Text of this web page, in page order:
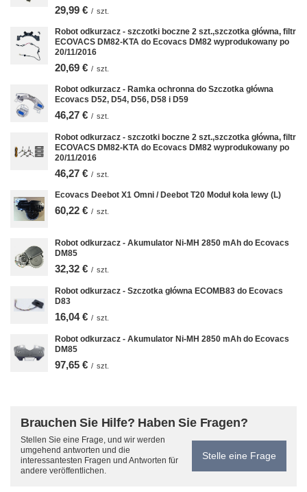
29,99 € / szt.
Robot odkurzacz - szczotki boczne 2 szt.,szczotka główna, filtr
ECOVACS DM82-KTA do Ecovacs DM82 wyprodukowany po
20/11/2016
20,69 € / szt.
Robot odkurzacz - Ramka ochronna do Szczotka główna
Ecovacs D52, D54, D56, D58 i D59
46,27 € / szt.
Robot odkurzacz - szczotki boczne 2 szt.,szczotka główna, filtr
ECOVACS DM82-KTA do Ecovacs DM82 wyprodukowany po
20/11/2016
46,27 € / szt.
Ecovacs Deebot X1 Omni / Deebot T20 Moduł koła lewy (L)
60,22 € / szt.
Robot odkurzacz - Akumulator Ni-MH 2850 mAh do Ecovacs
DM85
32,32 € / szt.
Robot odkurzacz - Szczotka główna ECOMB83 do Ecovacs
D83
16,04 € / szt.
Robot odkurzacz - Akumulator Ni-MH 2850 mAh do Ecovacs
DM85
97,65 € / szt.
Brauchen Sie Hilfe? Haben Sie Fragen?
Stellen Sie eine Frage, und wir werden
umgehend antworten und die
interessantesten Fragen und Antworten für
andere veröffentlichen.
Stelle eine Frage